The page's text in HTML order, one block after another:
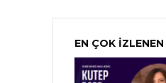
EN ÇOK